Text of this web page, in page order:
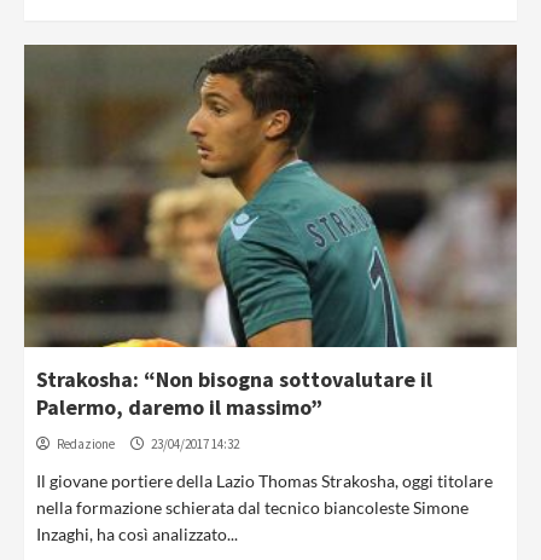
Strakosha: “Non bisogna sottovalutare il
Palermo, daremo il massimo”
Redazione 23/04/2017 14:32
Il giovane portiere della Lazio Thomas Strakosha, oggi titolare
nella formazione schierata dal tecnico biancoleste Simone
Inzaghi, ha così analizzato...